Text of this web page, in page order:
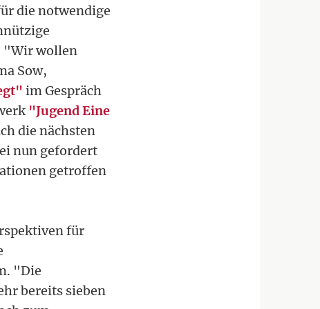
die notwendige
"Wir wollen
Sow,
im Gespräch
"Jugend Eine
die nächsten
nun gefordert
getroffen
für
"Die
bereits sieben